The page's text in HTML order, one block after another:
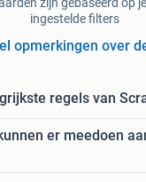
ingestelde filters
opmerkingen over
regels van
er meedoen